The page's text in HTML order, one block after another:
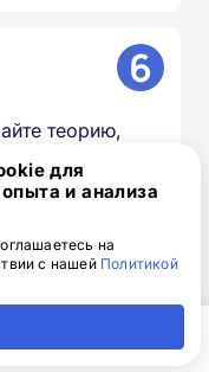
6
теорию,
отрабатывайте
помогут
для
и анализа
на
с нашей Политикой